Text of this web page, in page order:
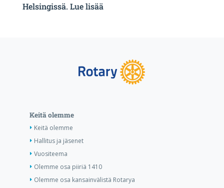
Helsingissä. Lue lisää
Keitä olemme
Keitä olemme
Hallitus ja jäsenet
Vuositeema
Olemme osa piiriä 1410
Olemme osa kansainvälistä Rotarya